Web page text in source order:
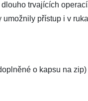
trvajících
přístup i v
o kapsu na zip)